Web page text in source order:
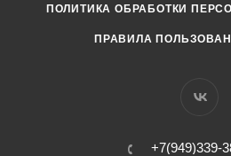
ПОЛИТИКА ОБРАБОТКИ
ПРАВИЛА
+7(949)339-